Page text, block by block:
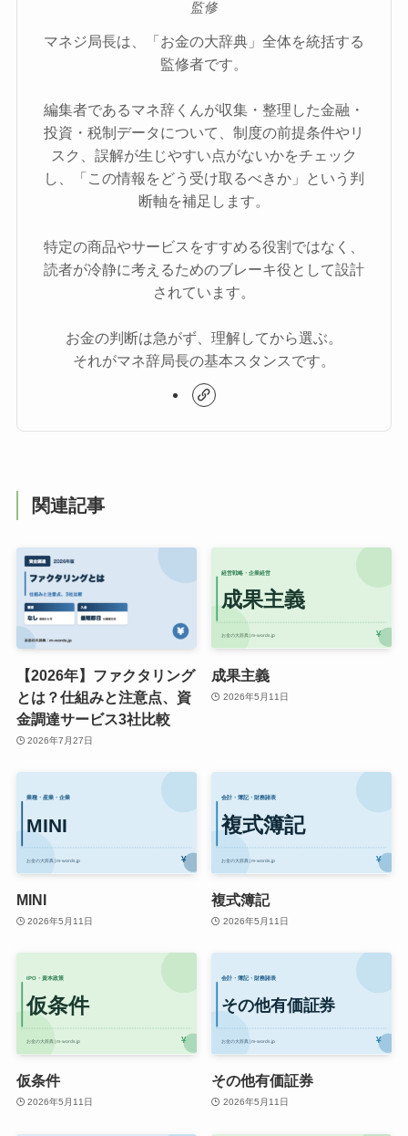
監修
マネジ局長は、「お金の大辞典」全体を統括する
監修者です。
編集者であるマネ辞くんが収集・整理した金融・
投資・税制データについて、制度の前提条件やリ
スク、誤解が生じやすい点がないかをチェック
し、「この情報をどう受け取るべきか」という判
断軸を補足します。
特定の商品やサービスをすすめる役割ではなく、
読者が冷静に考えるためのブレーキ役として設計
されています。
お金の判断は急がず、理解してから選ぶ。
それがマネ辞局長の基本スタンスです。
関連記事
【2026年】ファクタリング
とは？仕組みと注意点、資
金調達サービス3社比較
2026年7月27日
成果主義
2026年5月11日
MINI
2026年5月11日
複式簿記
2026年5月11日
仮条件
2026年5月11日
その他有価証券
2026年5月11日